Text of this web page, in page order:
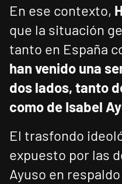
En ese contexto,
que la situación
tanto en España
han venido una
dos lados, tanto
como de Isabel
El trasfondo
expuesto por las
Ayuso en